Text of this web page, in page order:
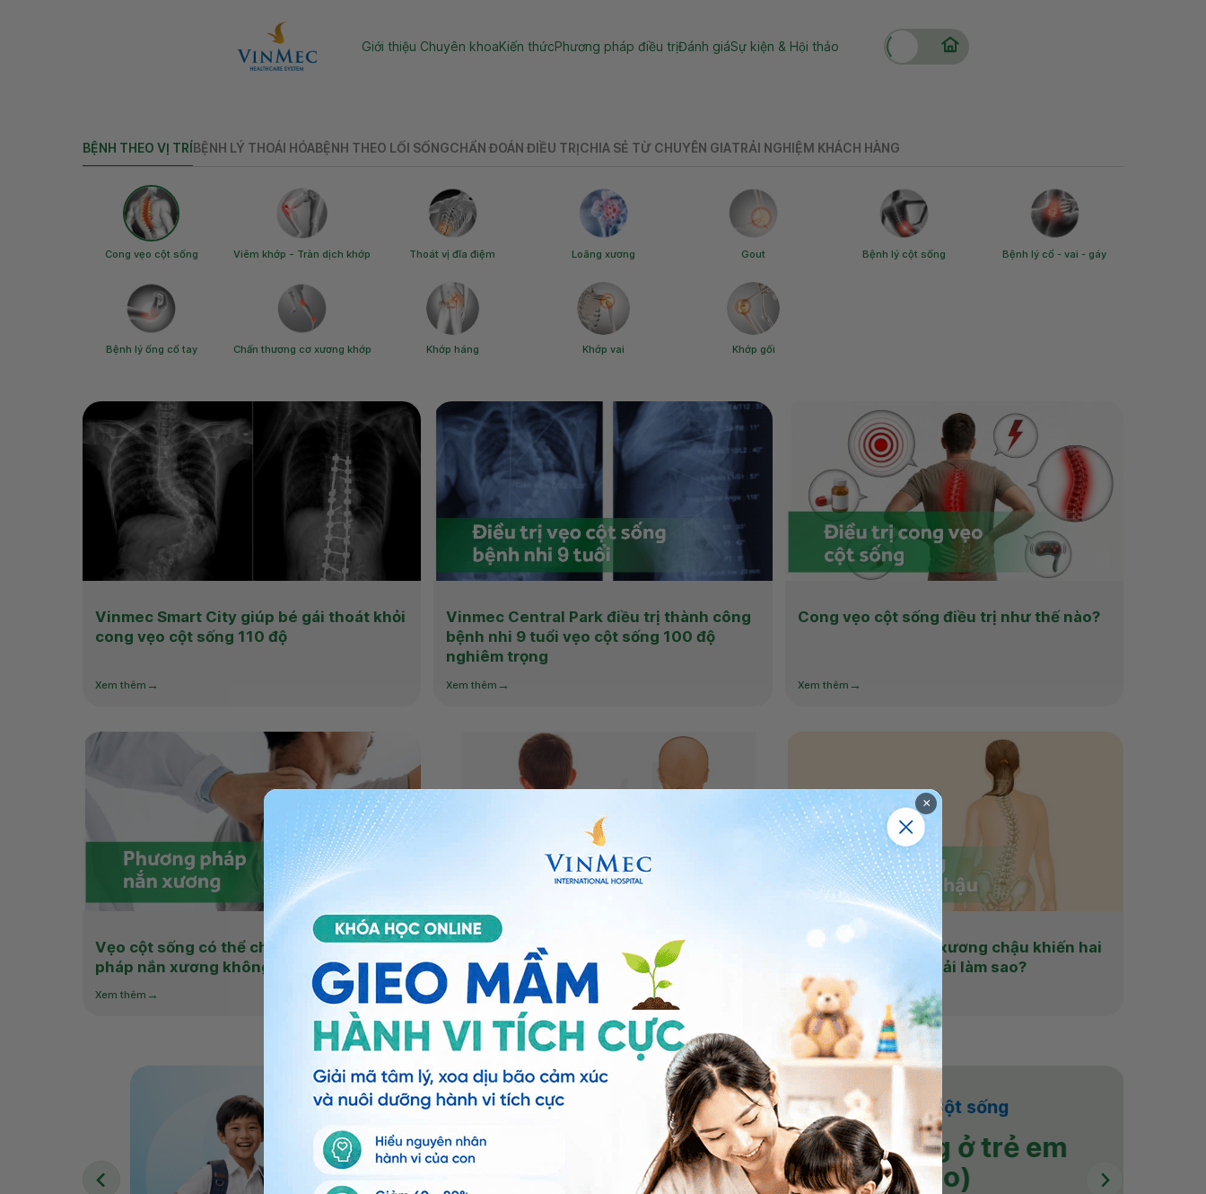
Chuyên khoa Online.Vinmec
Giới thiệu Chuyên khoaKiến thứcPhương pháp điều trịĐánh giáSự kiện & Hội thảo
BỆNH THEO VỊ TRÍBỆNH LÝ THOÁI HÓABỆNH THEO LỐI SỐNGCHẨN ĐOÁN ĐIỀU TRỊCHIA SẺ TỪ CHUYÊN GIATRẢI NGHIỆM KHÁCH HÀNG
Cong vẹo cột sống Viêm khớp - Tràn dịch khớp Thoát vị đĩa điệm Loãng xương Gout Bệnh lý cột sống Bệnh lý cổ - vai - gáy
Bệnh lý ống cổ tay Chấn thương cơ xương khớp Khớp háng Khớp vai Khớp gối
Vinmec Smart City giúp bé gái thoát khỏi
cong vẹo cột sống 110 độ
Xem thêm
Vinmec Central Park điều trị thành công
bệnh nhi 9 tuổi vẹo cột sống 100 độ
nghiêm trọng
Xem thêm
Cong vẹo cột sống điều trị như thế nào?
Xem thêm
Vẹo cột sống có thể chỉnh bằng phương
pháp nắn xương không?
Xem thêm
Cong vẹo cột sống bẩm sinh có nên phẫu
thuật không?
Xem thêm
Vẹo cột sống dính xương chậu khiến hai
chân không đều phải làm sao?
Xem thêm
Cơ xương khớp - Cột sống
Gói vẹo cột sống ở trẻ em
(Nâng cao)
×